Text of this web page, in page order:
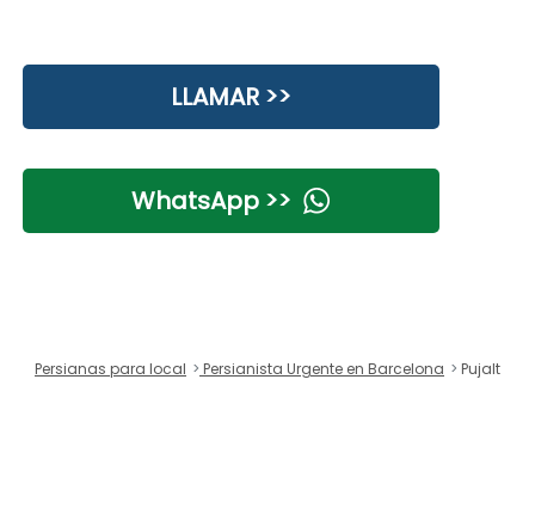
LLAMAR >>
WhatsApp >>
Persianas para local Persianista Urgente en Barcelona Pujalt